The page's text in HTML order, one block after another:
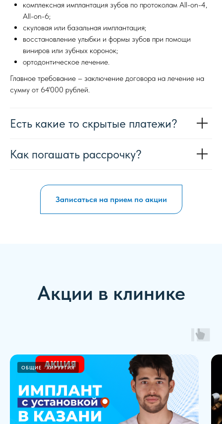
комплексная имплантация зубов по протоколам All-on-4,
All-on-6;
скуловая или базальная имплантация;
восстановление улыбки и формы зубов при помощи
виниров или зубных коронок;
ортодонтическое лечение.
Главное требование – заключение договора на лечение на
сумму от 64'000 рублей.
Есть какие то скрытые платежи?
Как погашать рассрочку?
Записаться на прием по акции
Акции в клинике
ОБЩИЕ ХИРУРГИЯ